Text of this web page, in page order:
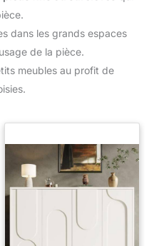
dans les grands espaces
de la pièce.
meubles au profit de